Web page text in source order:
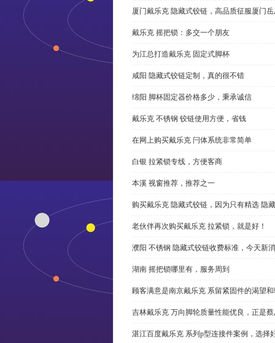
厦门戴乐克 隐藏式铰链，高品质征服厦门
戴乐克 摇把锁：多交一个朋友
为江总打造戴乐克 固定式脚杯
咸阳 隐藏式铰链定制，真的很不错
绵阳 脚杯固定器价格多少，秉承诚信
戴乐克 不锈钢 铰链使用方便，省钱
在网上购买戴乐克 闩体系统非常简单
白银 拉紧锁专线，方便客商
本溪 视窗推荐，推荐之一
购买戴乐克 隐藏式铰链，因为只有精选 隐
老伙伴再次购买戴乐克 拉紧锁，就是好！
濮阳 不锈钢 隐藏式铰链收费标准，今天新
湖南 摇把锁哪里有，服务周到
顾客满意是南京戴乐克 系留紧固件的渴望
吉林戴乐克 万向脚轮质量性能优良，正是
湛江百度戴乐克 系列p型连接件案例，选择